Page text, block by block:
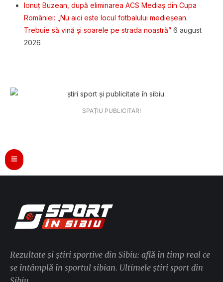
Ionuț Buzean, după eliminarea ACS Mediaș din Cupa
României: „Nu aici este locul fotbalului medieșean.
Trebuie să vină și soarele pe strada noastră” 6 august
2026
SPAȚIU PUBLICITAR!
Rezultate și știri sportive din Sibiu: află în timp real ce
se întâmplă în sportul sibian. Ultimele știri sport din